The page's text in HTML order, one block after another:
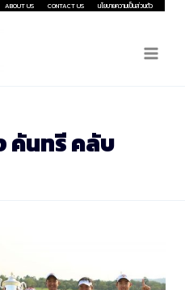
ABOUT US CONTACT US นโยบายความเป็นส่วนตัว
คันทรี คลับ